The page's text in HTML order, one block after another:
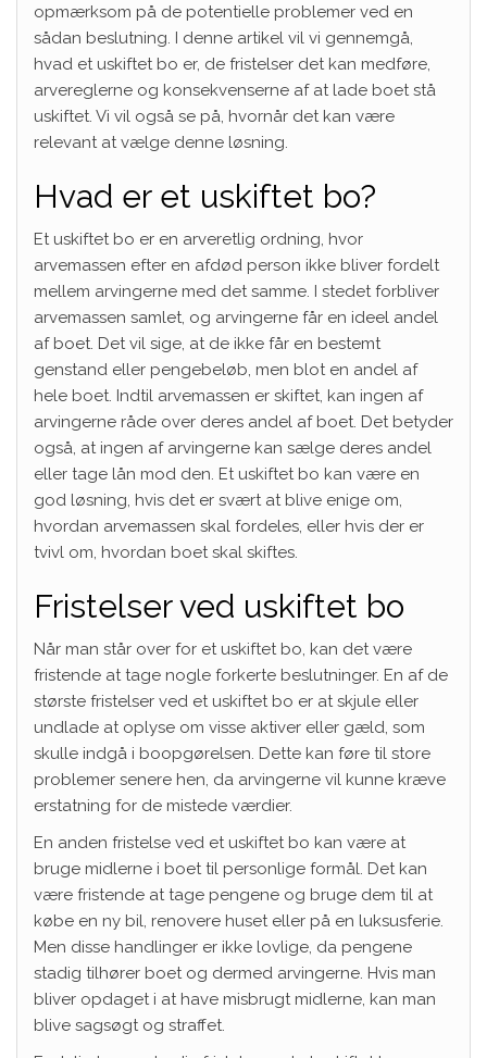
opmærksom på de potentielle problemer ved en
sådan beslutning. I denne artikel vil vi gennemgå,
hvad et uskiftet bo er, de fristelser det kan medføre,
arvereglerne og konsekvenserne af at lade boet stå
uskiftet. Vi vil også se på, hvornår det kan være
relevant at vælge denne løsning.
Hvad er et uskiftet bo?
Et uskiftet bo er en arveretlig ordning, hvor
arvemassen efter en afdød person ikke bliver fordelt
mellem arvingerne med det samme. I stedet forbliver
arvemassen samlet, og arvingerne får en ideel andel
af boet. Det vil sige, at de ikke får en bestemt
genstand eller pengebeløb, men blot en andel af
hele boet. Indtil arvemassen er skiftet, kan ingen af
arvingerne råde over deres andel af boet. Det betyder
også, at ingen af arvingerne kan sælge deres andel
eller tage lån mod den. Et uskiftet bo kan være en
god løsning, hvis det er svært at blive enige om,
hvordan arvemassen skal fordeles, eller hvis der er
tvivl om, hvordan boet skal skiftes.
Fristelser ved uskiftet bo
Når man står over for et uskiftet bo, kan det være
fristende at tage nogle forkerte beslutninger. En af de
største fristelser ved et uskiftet bo er at skjule eller
undlade at oplyse om visse aktiver eller gæld, som
skulle indgå i boopgørelsen. Dette kan føre til store
problemer senere hen, da arvingerne vil kunne kræve
erstatning for de mistede værdier.
En anden fristelse ved et uskiftet bo kan være at
bruge midlerne i boet til personlige formål. Det kan
være fristende at tage pengene og bruge dem til at
købe en ny bil, renovere huset eller på en luksusferie.
Men disse handlinger er ikke lovlige, da pengene
stadig tilhører boet og dermed arvingerne. Hvis man
bliver opdaget i at have misbrugt midlerne, kan man
blive sagsøgt og straffet.